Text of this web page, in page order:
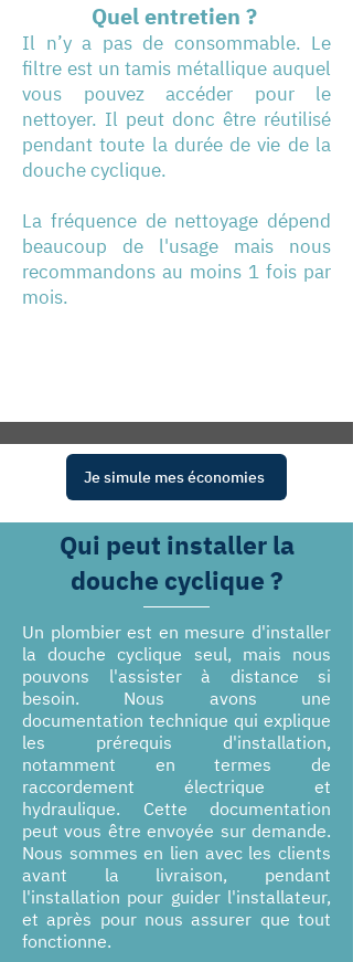
Quel entretien ?
Il n’y a pas de consommable. Le
filtre est un tamis métallique auquel
vous pouvez accéder pour le
nettoyer. Il peut donc être réutilisé
pendant toute la durée de vie de la
douche cyclique.
La fréquence de nettoyage dépend
beaucoup de l'usage mais nous
recommandons au moins 1 fois par
mois.
Je simule mes économies
Qui peut installer la
douche cyclique ?
Un plombier est en mesure d'installer
la douche cyclique seul, mais nous
pouvons l'assister à distance si
besoin. Nous avons une
documentation technique qui explique
les prérequis d'installation,
notamment en termes de
raccordement électrique et
hydraulique. Cette documentation
peut vous être envoyée sur demande.
Nous sommes en lien avec les clients
avant la livraison, pendant
l'installation pour guider l'installateur,
et après pour nous assurer que tout
fonctionne.